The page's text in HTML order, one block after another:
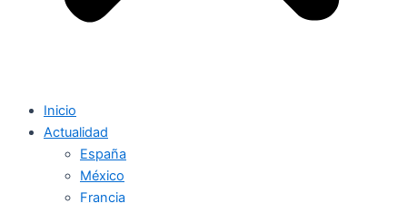
Inicio
Actualidad
España
México
Francia